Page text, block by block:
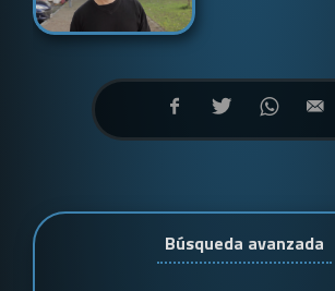
Búsqueda avanzada